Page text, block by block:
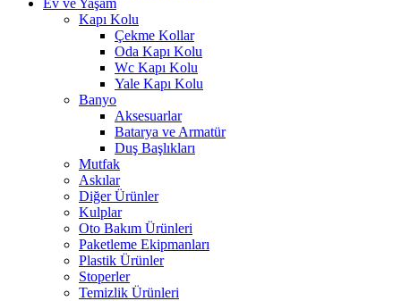
Ev ve Yaşam
Kapı Kolu
Çekme Kollar
Oda Kapı Kolu
Wc Kapı Kolu
Yale Kapı Kolu
Banyo
Aksesuarlar
Batarya ve Armatür
Duş Başlıkları
Mutfak
Askılar
Diğer Ürünler
Kulplar
Oto Bakım Ürünleri
Paketleme Ekipmanları
Plastik Ürünler
Stoperler
Temizlik Ürünleri